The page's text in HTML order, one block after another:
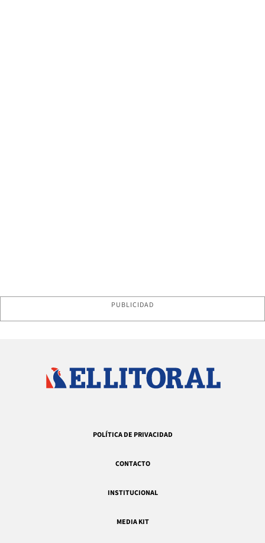
PUBLICIDAD
POLÍTICA DE PRIVACIDAD
CONTACTO
INSTITUCIONAL
MEDIA KIT